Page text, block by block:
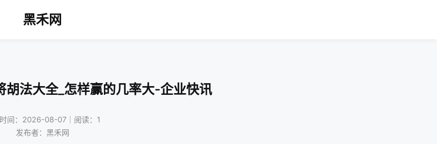
黑禾网
胡法大全_怎样赢的几率大-企业快讯
间：2026-08-07｜阅读：1
发布者：黑禾网